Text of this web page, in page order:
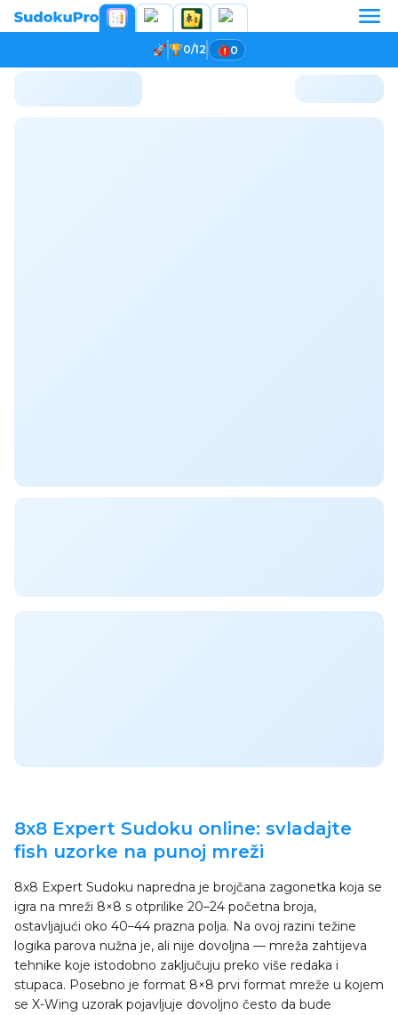
0/12 0
8x8 Expert Sudoku online: svladajte
fish uzorke na punoj mreži
8x8 Expert Sudoku napredna je brojčana zagonetka koja se
igra na mreži 8×8 s otprilike 20–24 početna broja,
ostavljajući oko 40–44 prazna polja. Na ovoj razini težine
logika parova nužna je, ali nije dovoljna — mreža zahtijeva
tehnike koje istodobno zaključuju preko više redaka i
stupaca. Posebno je format 8×8 prvi format mreže u kojem
se X-Wing uzorak pojavljuje dovoljno često da bude